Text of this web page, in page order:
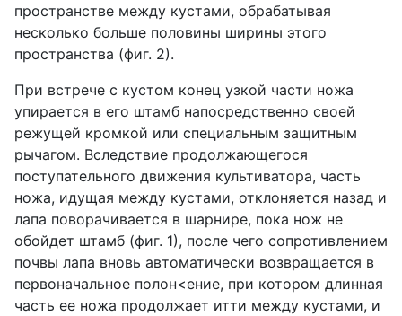
пространстве между кустами, обрабатывая
несколько больше половины ширины этого
пространства (фиг. 2).
При встрече с кустом конец узкой части ножа
упирается в его штамб напосредственно своей
режущей кромкой или специальным защитным
рычагом. Вследствие продолжающегося
поступательного движения культиватора, часть
ножа, идущая между кустами, отклоняется назад и
лапа поворачивается в шарнире, пока нож не
обойдет штамб (фиг. 1), после чего сопротивлением
почвы лапа вновь автоматически возвращается в
первоначальное полон<ение, при котором длинная
часть ее ножа продолжает итти между кустами, и